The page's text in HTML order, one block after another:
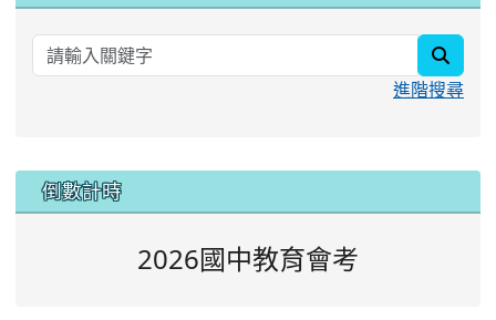
進階搜尋
::: 倒數計時
2026國中教育會考